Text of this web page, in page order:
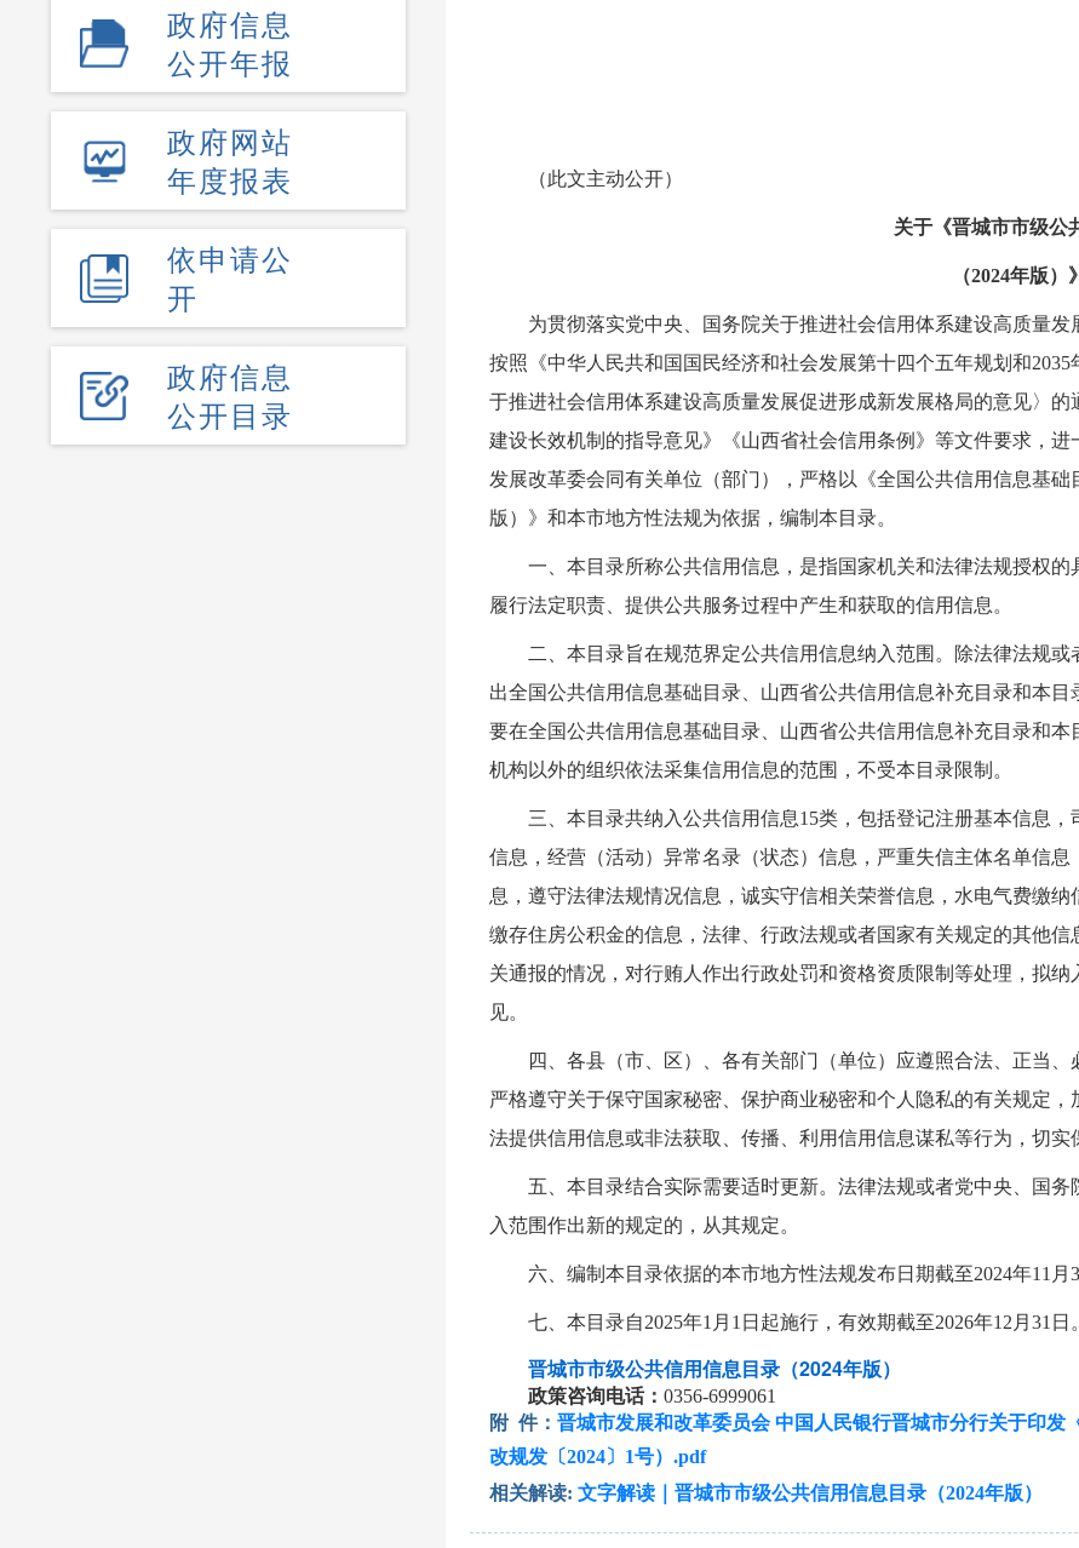
政府信息
公开年报
政府网站
年度报表
依申请公
开
政府信息
公开目录
（此文主动公开）
关于《晋城市市级公
（2024年版）
为贯彻落实党中央、国务院关于推进社会信用体系建设高质量
按照《中华人民共和国国民经济和社会发展第十四个五年规划和
于推进社会信用体系建设高质量发展促进形成新发展格局的意见〉
建设长效机制的指导意见》《山西省社会信用条例》等文件要求，
发展改革委会同有关单位（部门），严格以《全国公共信用信息基
版）》和本市地方性法规为依据，编制本目录。
一、本目录所称公共信用信息，是指国家机关和法律法规授权
履行法定职责、提供公共服务过程中产生和获取的信用信息。
二、本目录旨在规范界定公共信用信息纳入范围。除法律法规
出全国公共信用信息基础目录、山西省公共信用信息补充目录和本
要在全国公共信用信息基础目录、山西省公共信用信息补充目录和
机构以外的组织依法采集信用信息的范围，不受本目录限制。
三、本目录共纳入公共信用信息15类，包括登记注册基本信息
信息，经营（活动）异常名录（状态）信息，严重失信主体名单信
息，遵守法律法规情况信息，诚实守信相关荣誉信息，水电气费缴
缴存住房公积金的信息，法律、行政法规或者国家有关规定的其他
关通报的情况，对行贿人作出行政处罚和资格资质限制等处理，拟
见。
四、各县（市、区）、各有关部门（单位）应遵照合法、正当
严格遵守关于保守国家秘密、保护商业秘密和个人隐私的有关规定
法提供信用信息或非法获取、传播、利用信用信息谋私等行为，切实
五、本目录结合实际需要适时更新。法律法规或者党中央、国
入范围作出新的规定的，从其规定。
六、编制本目录依据的本市地方性法规发布日期截至2024年11月
七、本目录自2025年1月1日起施行，有效期截至2026年12月31日。
晋城市市级公共信用信息目录（2024年版）
政策咨询电话： 0356-6999061
附 件： 晋城市发展和改革委员会 中国人民银行晋城市分行关于印
改规发〔2024〕1号）.pdf
相关解读: 文字解读｜晋城市市级公共信用信息目录（2024年版）